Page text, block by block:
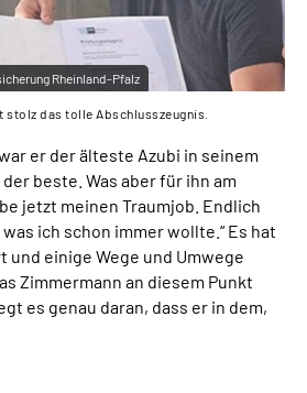
Rheinland-Pfalz
stolz das tolle Abschlusszeugnis.
er der älteste Azubi in seinem
beste. Was aber für ihn am
jetzt meinen Traumjob. Endlich
ich schon immer wollte.“Es hat
und einige Wege und Umwege
Zimmermann an diesem Punkt
es genau daran, dass er in dem,